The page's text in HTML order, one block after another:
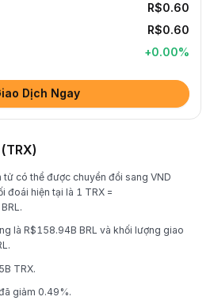
R$0.60
R$0.60
+0.00%
Dịch Ngay
tử có thể được chuyển đổi sang VND
đoái hiện tại là 1 TRX =
là R$158.94B BRL và khối lượng giao
TRX.
giảm 0.49%.